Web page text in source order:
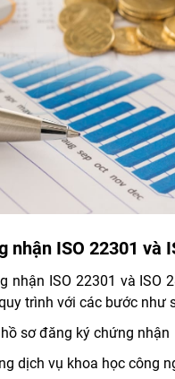
nhận ISO 22301 và
nhận ISO 22301 và ISO
trình với các bước như
sơ đăng ký chứng nhận
dịch vụ khoa học công